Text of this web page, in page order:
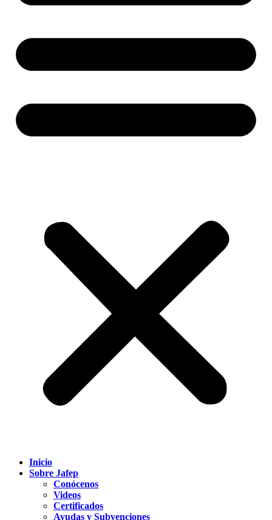
Inicio
Sobre Jafep
Conócenos
Videos
Certificados
Ayudas y Subvenciones